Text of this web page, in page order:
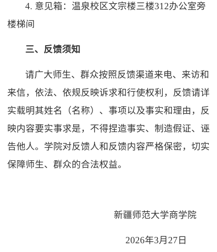
4. 意见箱：温泉校区文宗楼三楼312办公室旁
楼梯间
三、反馈须知
请广大师生、群众按照反馈渠道来电、来访和
来信，依法、依规反映诉求和行使权利，反馈请详
实载明其姓名（名称）、事项以及事实和理由，反
映内容要实事求是，不得捏造事实、制造假证、诬
告他人。学院对反馈人和反馈内容严格保密，切实
保障师生、群众的合法权益。
新疆师范大学商学院
2026年3月27日